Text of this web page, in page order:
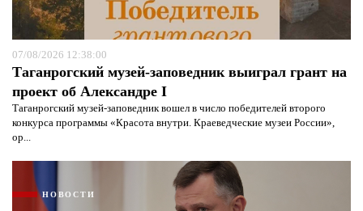
07/08/2026 12:38:00
Таганрогский музей-заповедник выиграл грант на
проект об Александре I
Таганрогский музей-заповедник вошел в число победителей второго
конкурса программы «Красота внутри. Краеведческие музеи России»,
ор...
НОВОСТИ